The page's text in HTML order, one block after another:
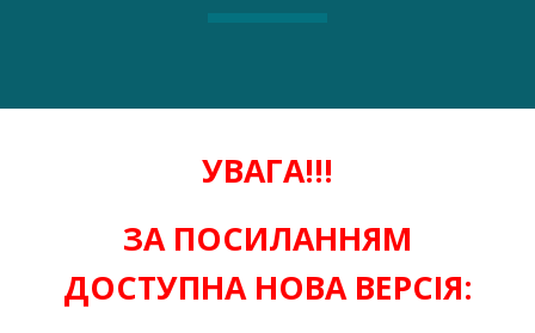
УВАГА!!!
ЗА ПОСИЛАННЯМ
ДОСТУПНА НОВА ВЕРСІЯ: